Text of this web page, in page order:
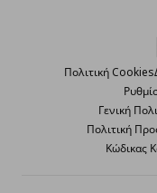
Πολιτική Cookies
Γενική
Πολιτική
Κώδικας